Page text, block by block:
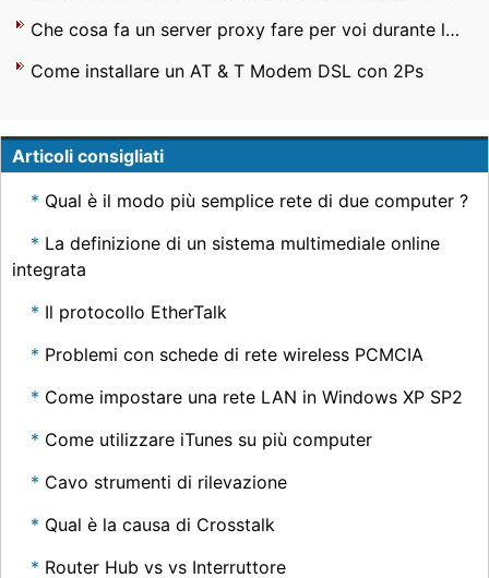
Che cosa fa un server proxy fare per voi durante la navigazione in Internet ?
Come installare un AT & T Modem DSL con 2Ps
Articoli consigliati
Qual è il modo più semplice rete di due computer ?
La definizione di un sistema multimediale online
integrata
Il protocollo EtherTalk
Problemi con schede di rete wireless PCMCIA
Come impostare una rete LAN in Windows XP SP2
Come utilizzare iTunes su più computer
Cavo strumenti di rilevazione
Qual è la causa di Crosstalk
Router Hub vs vs Interruttore